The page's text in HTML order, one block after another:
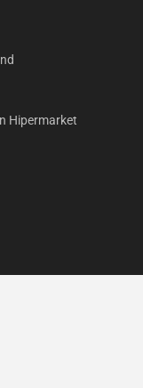
Hipermarket